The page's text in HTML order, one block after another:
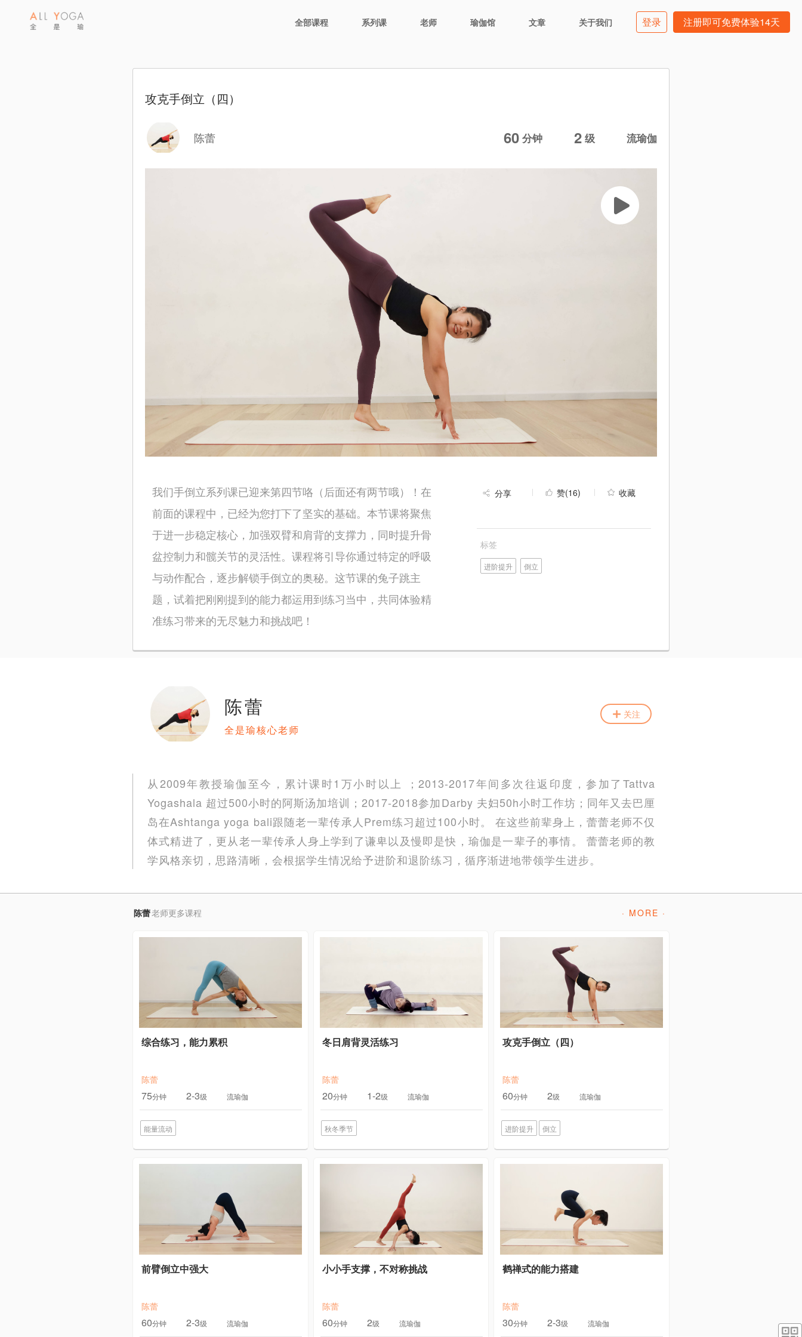
全部课程 系列课 老师 瑜伽馆 文章 关于我们 登录 注册即可免费体验14天
攻克手倒立（四）
陈蕾 60 分钟 2 级 流瑜伽
我们手倒立系列课已迎来第四节咯（后面还有两节哦）！在
前面的课程中，已经为您打下了坚实的基础。本节课将聚焦
于进一步稳定核心，加强双臂和肩背的支撑力，同时提升骨
盆控制力和髋关节的灵活性。课程将引导你通过特定的呼吸
与动作配合，逐步解锁手倒立的奥秘。这节课的兔子跳主
题，试着把刚刚提到的能力都运用到练习当中，共同体验精
准练习带来的无尽魅力和挑战吧！
分享 赞(16) 收藏
标签
进阶提升 倒立
陈蕾
全是瑜核心老师
关注
从2009年教授瑜伽至今，累计课时1万小时以上 ；2013-2017年间多次往返印度，参加了Tattva
Yogashala 超过500小时的阿斯汤加培训；2017-2018参加Darby 夫妇50h小时工作坊；同年又去巴厘
岛在Ashtanga yoga bali跟随老一辈传承人Prem练习超过100小时。 在这些前辈身上，蕾蕾老师不仅
体式精进了，更从老一辈传承人身上学到了谦卑以及慢即是快，瑜伽是一辈子的事情。 蕾蕾老师的教
学风格亲切，思路清晰，会根据学生情况给予进阶和退阶练习，循序渐进地带领学生进步。
陈蕾老师更多课程 · MORE ·
综合练习，能力累积
陈蕾
75分钟 2-3级 流瑜伽
能量流动
冬日肩背灵活练习
陈蕾
20分钟 1-2级 流瑜伽
秋冬季节
攻克手倒立（四）
陈蕾
60分钟 2级 流瑜伽
进阶提升 倒立
前臂倒立中强大
陈蕾
60分钟 2-3级 流瑜伽
小小手支撑，不对称挑战
陈蕾
60分钟 2级 流瑜伽
鹤禅式的能力搭建
陈蕾
30分钟 2-3级 流瑜伽